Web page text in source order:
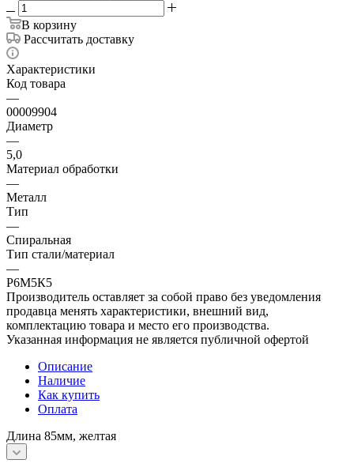
В корзину
Рассчитать доставку
Характеристики
Код товара
—
00009904
Диаметр
—
5,0
Материал обработки
—
Металл
Тип
—
Спиральная
Тип стали/материал
—
Р6М5К5
Производитель оставляет за собой право без уведомления
продавца менять характеристики, внешний вид,
комплектацию товара и место его производства.
Указанная информация не является публичной офертой
Описание
Наличие
Как купить
Оплата
Длина 85мм, желтая